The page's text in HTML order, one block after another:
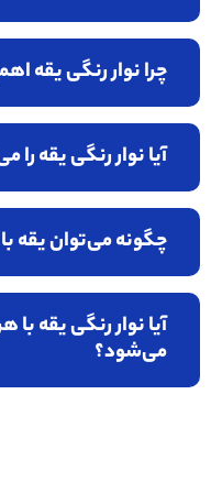
چرا نوار رنگی یقه
آیا نوار رنگی یقه را
چگونه می‌توان یقه با
آیا نوار رنگی یقه
می‌شود؟